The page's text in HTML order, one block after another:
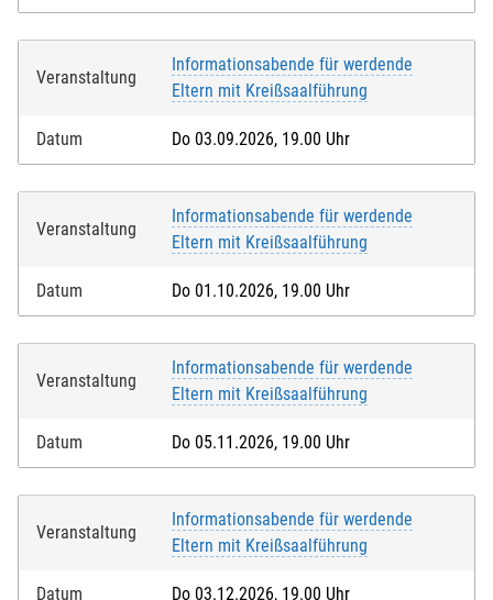
Veranstaltung
Informationsabende für werdende
Eltern mit Kreißsaalführung
Datum Do 03.09.2026, 19.00 Uhr
Veranstaltung
Informationsabende für werdende
Eltern mit Kreißsaalführung
Datum Do 01.10.2026, 19.00 Uhr
Veranstaltung
Informationsabende für werdende
Eltern mit Kreißsaalführung
Datum Do 05.11.2026, 19.00 Uhr
Veranstaltung
Informationsabende für werdende
Eltern mit Kreißsaalführung
Datum Do 03.12.2026, 19.00 Uhr